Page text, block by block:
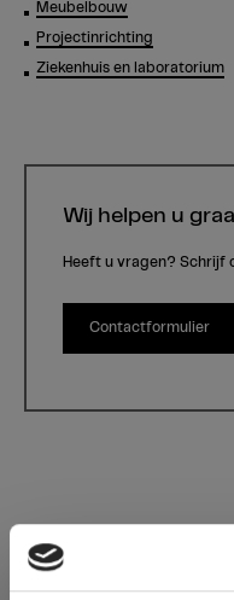
Meubelbouw
Projectinrichting
Ziekenhuis en laboratorium
Wij helpen u
Heeft u vragen? Schrijf
Contactformulier
Max Compact